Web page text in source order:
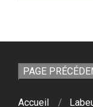
Accueil